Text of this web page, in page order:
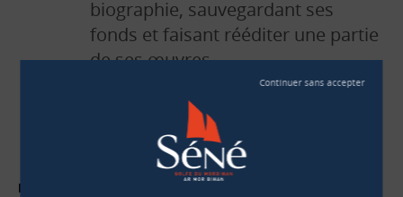
biographie, sauvegardant ses
fonds et faisant rééditer une partie
de ses œuvres.
Vernissage de l’exposition :
Vendredi 3 juillet à 17h
LIEU